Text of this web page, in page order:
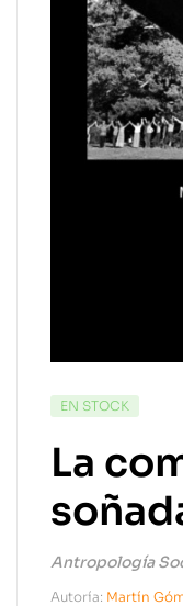
EN STOCK
La
Antropología
Autoría: Martín